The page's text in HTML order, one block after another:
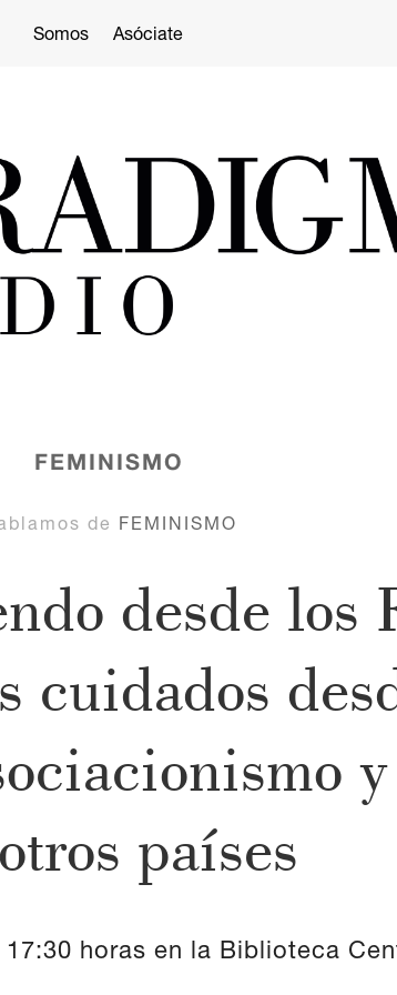
Somos Asóciate
FEMINISMO
de FEMINISMO
desde los
cuidados
países
horas en la Biblioteca